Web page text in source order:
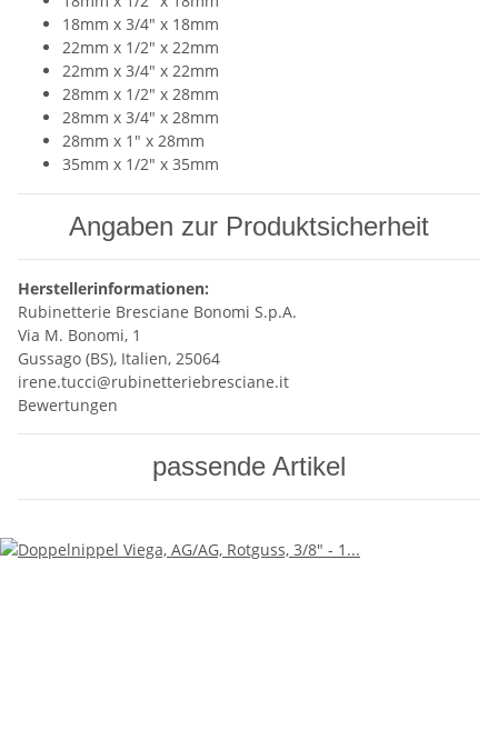
18mm x 3/4" x 18mm
22mm x 1/2" x 22mm
22mm x 3/4" x 22mm
28mm x 1/2" x 28mm
28mm x 3/4" x 28mm
28mm x 1" x 28mm
35mm x 1/2" x 35mm
Angaben zur Produktsicherheit
Herstellerinformationen:
Rubinetterie Bresciane Bonomi S.p.A.
Via M. Bonomi, 1
Gussago (BS), Italien, 25064
irene.tucci@rubinetteriebresciane.it
Bewertungen
passende Artikel